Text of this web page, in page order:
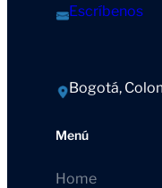
Escríbenos
Bogotá,
Menú
Home